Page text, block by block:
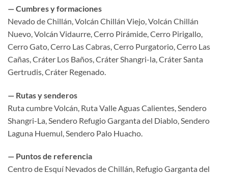
— Cumbres y formaciones
Nevado de Chillán, Volcán Chillán Viejo, Volcán Chillán
Nuevo, Volcán Vidaurre, Cerro Pirámide, Cerro Pirigallo,
Cerro Gato, Cerro Las Cabras, Cerro Purgatorio, Cerro Las
Cañas, Cráter Los Baños, Cráter Shangri-la, Cráter Santa
Gertrudis, Cráter Regenado.
— Rutas y senderos
Ruta cumbre Volcán, Ruta Valle Aguas Calientes, Sendero
Shangri-La, Sendero Refugio Garganta del Diablo, Sendero
Laguna Huemul, Sendero Palo Huacho.
— Puntos de referencia
Centro de Esquí Nevados de Chillán, Refugio Garganta del